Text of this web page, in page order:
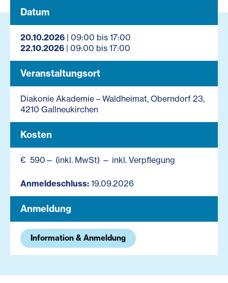
Datum
20.10.2026 | 09:00 bis 17:00
22.10.2026 | 09:00 bis 17:00
Veranstaltungsort
Diakonie Akademie – Waldheimat, Oberndorf 23,
4210 Gallneukirchen
Kosten
€ 590— (inkl. MwSt) — inkl. Verpflegung
Anmeldeschluss: 19.09.2026
Anmeldung
Information & Anmeldung